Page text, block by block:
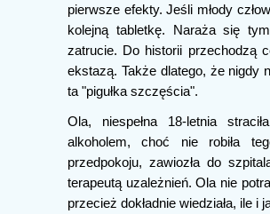
pierwsze efekty. Jeśli młody
kolejną tabletkę. Naraża się
zatrucie. Do historii przechodzą
ekstazą. Także dlatego, że nigdy
ta "pigułka szczęścia".
Ola, niespełna 18-letnia
alkoholem, choć nie robiła
przedpokoju, zawiozła do
terapeutą uzależnień. Ola nie
przecież dokładnie wiedziała, ile i